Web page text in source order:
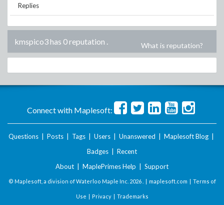
Replies
kmspico3 has 0 reputation . What is reputation?
Connect with Maplesoft:
Questions Posts Tags Users Unanswered Maplesoft Blog
Badges
Recent
About
MaplePrimes Help Support
© Maplesoft, a division of Waterloo Maple Inc. 2026 . | maplesoft.com | Terms of
Use | Privacy| Trademarks